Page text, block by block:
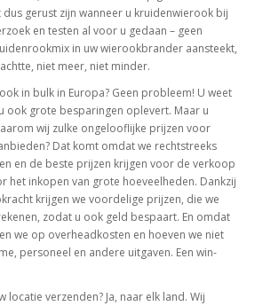
gerust zijn wanneer u kruidenwierook bij
en testen al voor u gedaan – geen
in uw wierookbrander aansteekt,
niet meer, niet minder.
in bulk in Europa? Geen probleem! U weet
ook grote besparingen oplevert. Maar u
wij zulke ongelooflijke prijzen voor
Dat komt omdat we rechtstreeks
en de beste prijzen krijgen voor de verkoop
het inkopen van grote hoeveelheden. Dankzij
krijgen we voordelige prijzen, die we
zodat u ook geld bespaart. En omdat
we op overheadkosten en hoeven we niet
personeel en andere uitgaven. Een win-
locatie verzenden? Ja, naar elk land. Wij